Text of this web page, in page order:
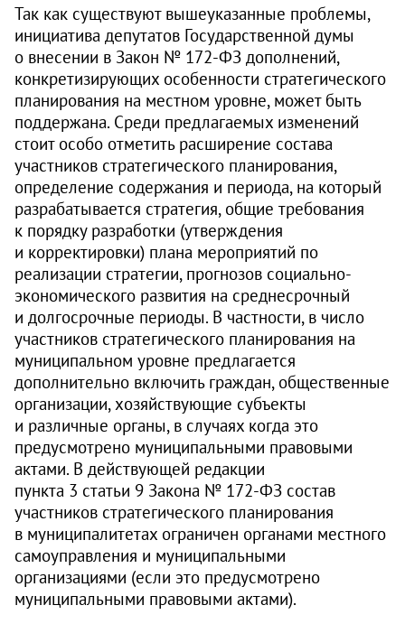
Так как существуют вышеуказанные проблемы,
инициатива депутатов Государственной думы
о внесении в Закон № 172‑ФЗ дополнений,
конкретизирующих особенности стратегического
планирования на местном уровне, может быть
поддержана. Среди предлагаемых изменений
стоит особо отметить расширение состава
участников стратегического планирования,
определение содержания и периода, на который
разрабатывается стратегия, общие требования
к порядку разработки (утверждения
и корректировки) плана мероприятий по
реализации стратегии, прогнозов социально-
экономического развития на среднесрочный
и долгосрочные периоды. В частности, в число
участников стратегического планирования на
муниципальном уровне предлагается
дополнительно включить граждан, общественные
организации, хозяйствующие субъекты
и различные органы, в случаях когда это
предусмотрено муниципальными правовыми
актами. В действующей редакции
пункта 3 статьи 9 Закона № 172‑ФЗ состав
участников стратегического планирования
в муниципалитетах ограничен органами местного
самоуправления и муниципальными
организациями (если это предусмотрено
муниципальными правовыми актами).